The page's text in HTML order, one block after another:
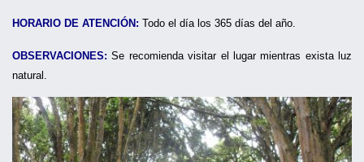
HORARIO DE ATENCIÓN: Todo el día los 365 días del año.
OBSERVACIONES: Se recomienda visitar el lugar mientras exista luz
natural.